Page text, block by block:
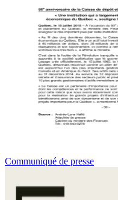
Communiqué de presse